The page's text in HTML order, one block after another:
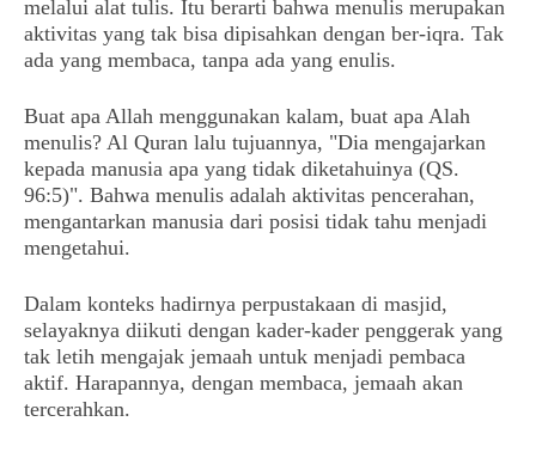
melalui alat tulis. Itu berarti bahwa menulis merupakan
aktivitas yang tak bisa dipisahkan dengan ber-iqra. Tak
ada yang membaca, tanpa ada yang enulis.
Buat apa Allah menggunakan kalam, buat apa Alah
menulis? Al Quran lalu tujuannya, "Dia mengajarkan
kepada manusia apa yang tidak diketahuinya (QS.
96:5)". Bahwa menulis adalah aktivitas pencerahan,
mengantarkan manusia dari posisi tidak tahu menjadi
mengetahui.
Dalam konteks hadirnya perpustakaan di masjid,
selayaknya diikuti dengan kader-kader penggerak yang
tak letih mengajak jemaah untuk menjadi pembaca
aktif. Harapannya, dengan membaca, jemaah akan
tercerahkan.